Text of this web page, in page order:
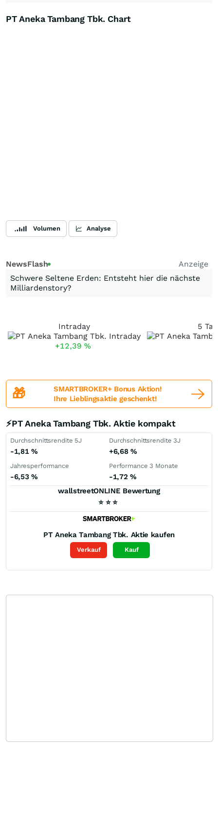
PT Aneka Tambang Tbk. Chart
Volumen Analyse
NewsFlash
Anzeige
Schwere Seltene Erden: Entsteht hier die nächste
Milliardenstory?
Intraday
+12,39 %
5
🎁
SMARTBROKER+ Bonus Aktion!
Ihre Lieblingsaktie geschenkt!
⚡PT Aneka Tambang Tbk. Aktie kompakt
Durchschnittsrendite 5J
-1,81%
Durchschnittsrendite 3J
+6,68%
Jahresperformance
-6,53%
Performance 3 Monate
-1,72%
wallstreetONLINE Bewertung
⭐ ⭐ ⭐
PT Aneka Tambang Tbk. Aktie kaufen
Verkauf Kauf